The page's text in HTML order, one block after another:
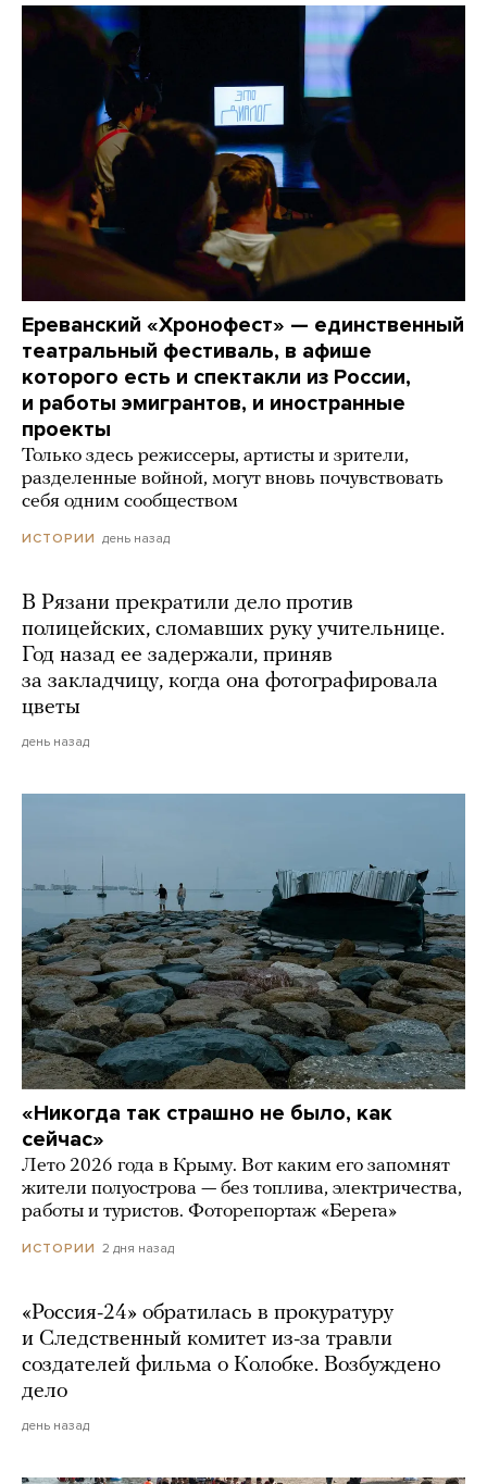
Ереванский «Хронофест» — единственный
театральный фестиваль, в афише
которого есть и спектакли из России,
и работы эмигрантов, и иностранные
проекты
Только здесь режиссеры, артисты и зрители,
разделенные войной, могут вновь почувствовать
себя одним сообществом
ИСТОРИИ день назад
В Рязани прекратили дело против
полицейских, сломавших руку учительнице.
Год назад ее задержали, приняв
за закладчицу, когда она фотографировала
цветы
день назад
«Никогда так страшно не было, как
сейчас»
Лето 2026 года в Крыму. Вот каким его запомнят
жители полуострова — без топлива, электричества,
работы и туристов. Фоторепортаж «Берега»
ИСТОРИИ 2 дня назад
«Россия-24» обратилась в прокуратуру
и Следственный комитет из-за травли
создателей фильма о Колобке. Возбуждено
дело
день назад